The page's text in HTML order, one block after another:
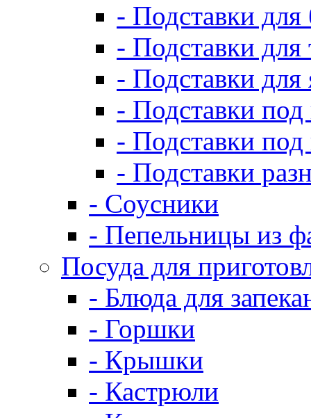
- Подставки
- Подставки для
- Подставки для
- Подставки
- Подставки под
- Подставки
- Соусники
- Пепельницы из
Посуда для
- Блюда для
- Горшки
- Крышки
- Кастрюли